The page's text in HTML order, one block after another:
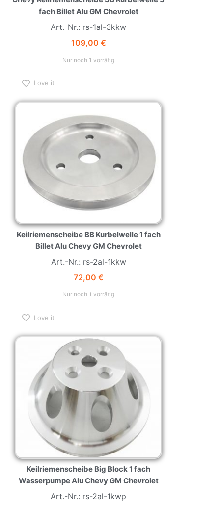
fach Billet Alu GM Chevrolet
Art.-Nr.: rs-1al-3kkw
109,00 €
Nur noch 1 vorrätig
Love it
Keilriemenscheibe BB Kurbelwelle 1 fach
Billet Alu Chevy GM Chevrolet
Art.-Nr.: rs-2al-1kkw
72,00 €
Nur noch 1 vorrätig
Love it
Keilriemenscheibe Big Block 1 fach
Wasserpumpe Alu Chevy GM Chevrolet
Art.-Nr.: rs-2al-1kwp